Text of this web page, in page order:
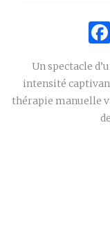
Un spectacle
intensité
thérapie manuelle